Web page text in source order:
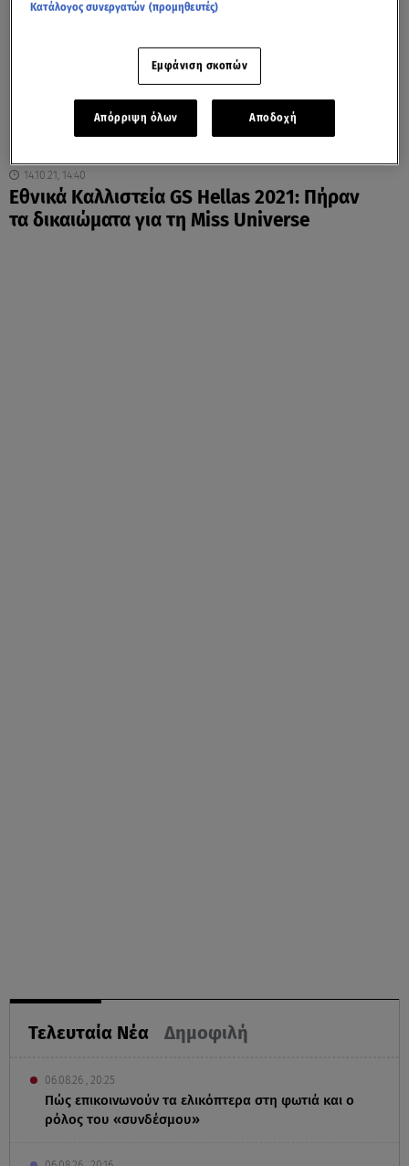
14.10.21, 14:40
Εθνικά Καλλιστεία GS Hellas 2021: Πήραν
τα δικαιώματα για τη Miss Universe
Τελευταία Νέα Δημοφιλή
06.08.26 , 20:25
Πώς επικοινωνούν τα ελικόπτερα στη φωτιά και ο
ρόλος του «συνδέσμου»
Κατάλογος συνεργατών (προμηθευτές)
Εμφάνιση σκοπών
Απόρριψη όλων Αποδοχή